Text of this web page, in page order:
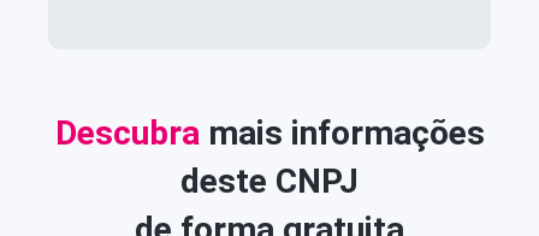
Descubra mais informações
deste CNPJ